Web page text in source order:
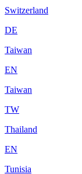
Switzerland
DE
Taiwan
EN
Taiwan
TW
Thailand
EN
Tunisia